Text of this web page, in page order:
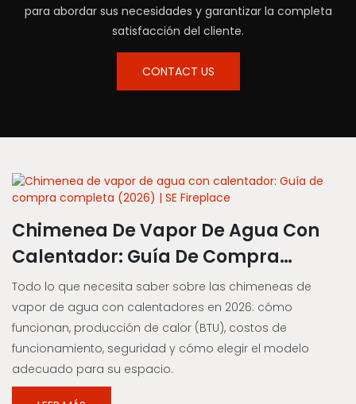
para abordar sus necesidades y garantizar la completa
satisfacción del cliente.
CONTACT US
Chimenea De Vapor De Agua Con
Calentador: Guía De Compra
Completa (2026) | SE Fireplace
Todo lo que necesita saber sobre las chimeneas de
vapor de agua con calentadores en 2026: cómo
funcionan, producción de calor (BTU), costos de
funcionamiento, seguridad y cómo elegir el modelo
adecuado para su espacio.